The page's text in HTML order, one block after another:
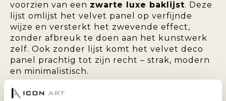
voorzien van een zwarte luxe baklijst. Deze
lijst omlijst het velvet panel op verfijnde
wijze en versterkt het zwevende effect,
zonder afbreuk te doen aan het kunstwerk
zelf. Ook zonder lijst komt het velvet deco
panel prachtig tot zijn recht – strak, modern
en minimalistisch.
Deze wanddecoratie is eenvoudig op te